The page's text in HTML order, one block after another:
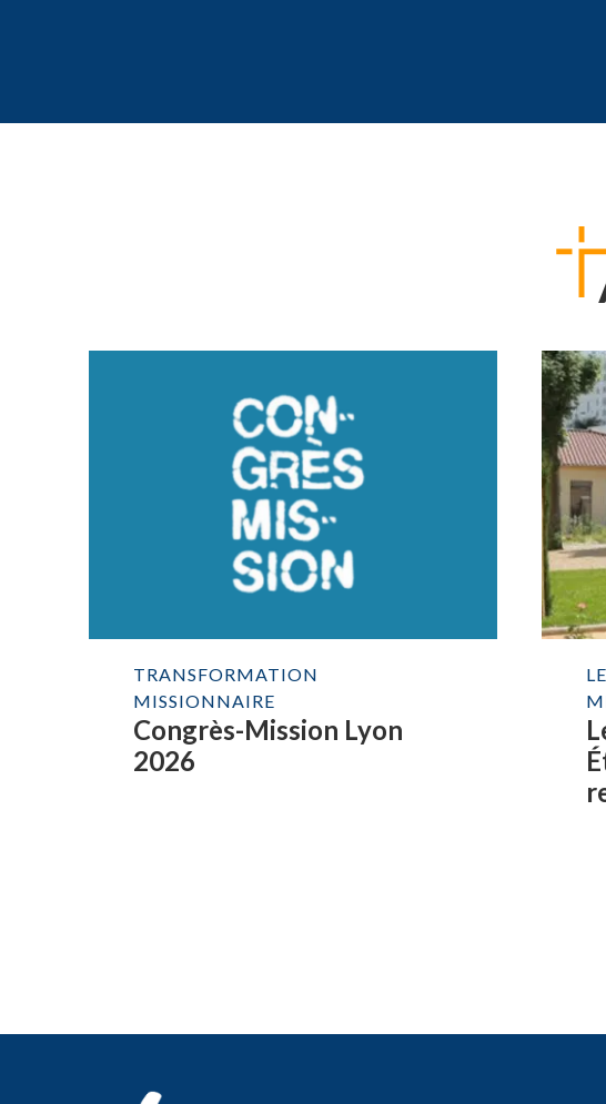
TRANSFORMATION
MISSIONNAIRE
Congrès-Mission Lyon
2026